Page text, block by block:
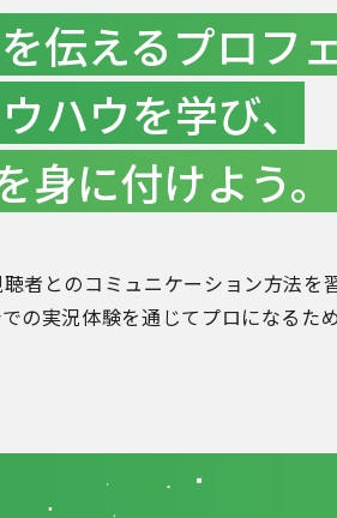
伝えるプロフ
ハウを学び、
に付けよう。
者とのコミュニケーション方法
の実況体験を通じてプロになるた